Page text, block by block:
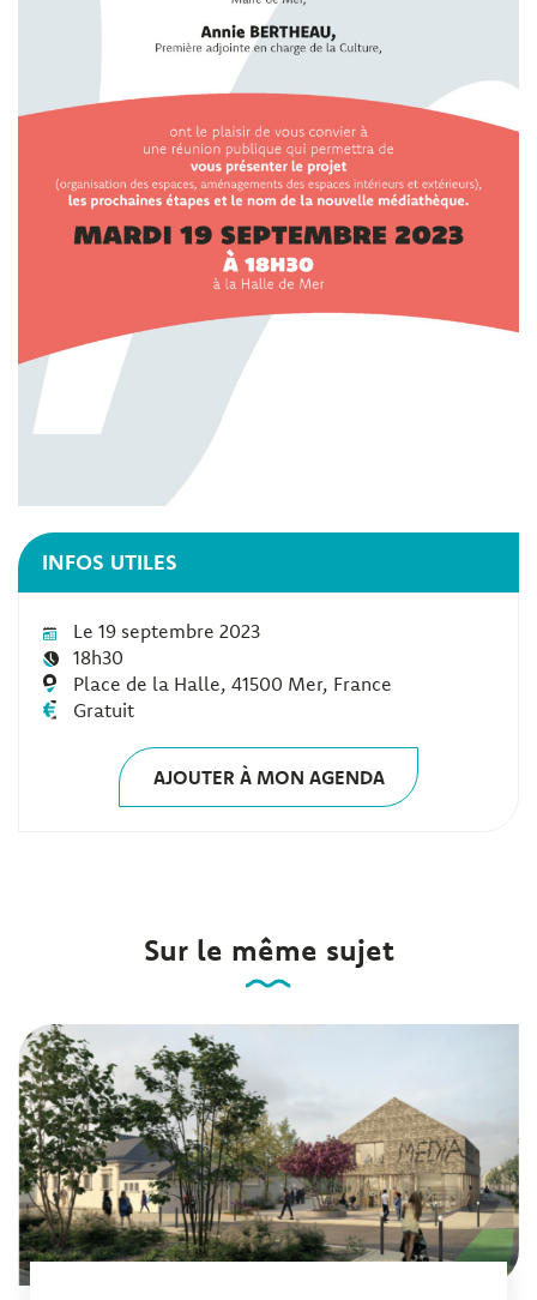
INFOS UTILES
Le 19 septembre 2023
18h30
Place de la Halle, 41500 Mer, France
Gratuit
AJOUTER À MON AGENDA
Sur le même sujet